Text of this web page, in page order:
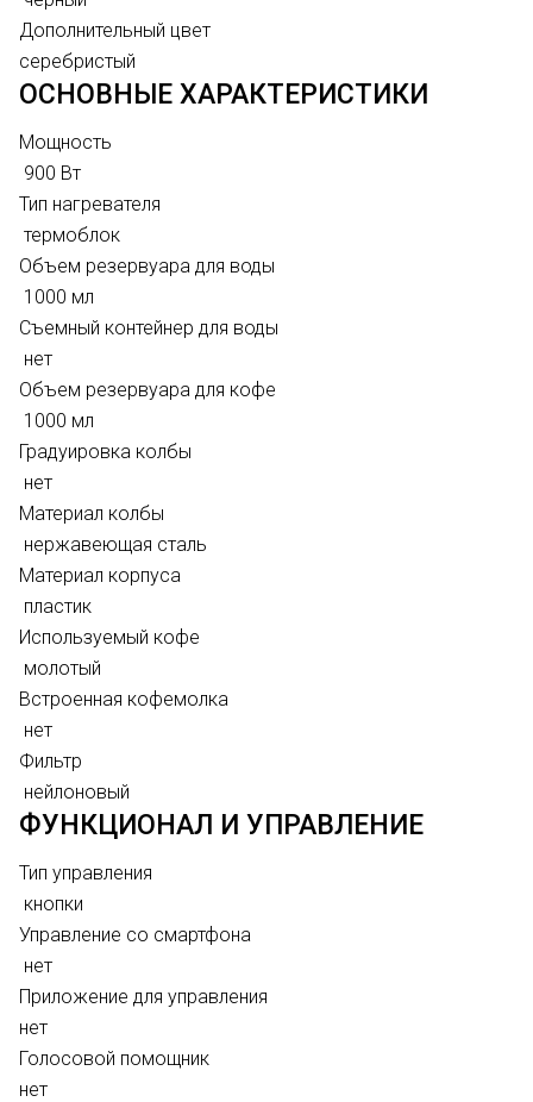
Дополнительный цвет
серебристый
ОСНОВНЫЕ ХАРАКТЕРИСТИКИ
Мощность
900 Вт
Тип нагревателя
термоблок
Объем резервуара для воды
1000 мл
Съемный контейнер для воды
нет
Объем резервуара для кофе
1000 мл
Градуировка колбы
нет
Материал колбы
нержавеющая сталь
Материал корпуса
пластик
Используемый кофе
молотый
Встроенная кофемолка
нет
Фильтр
нейлоновый
ФУНКЦИОНАЛ И УПРАВЛЕНИЕ
Тип управления
кнопки
Управление со смартфона
нет
Приложение для управления
нет
Голосовой помощник
нет